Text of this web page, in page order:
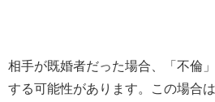
相手が既婚者だった場合、「不倫
する可能性があります。この場合